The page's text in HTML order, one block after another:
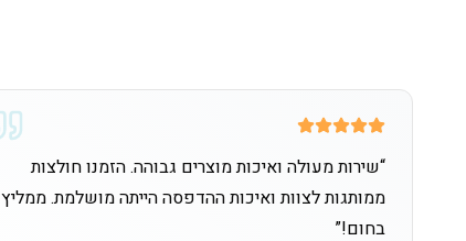
“שירות מעולה ואיכות מוצרים גבוהה. הזמנו חולצות
ממותגות לצוות ואיכות ההדפסה הייתה מושלמת. ממליץ
בחום!”